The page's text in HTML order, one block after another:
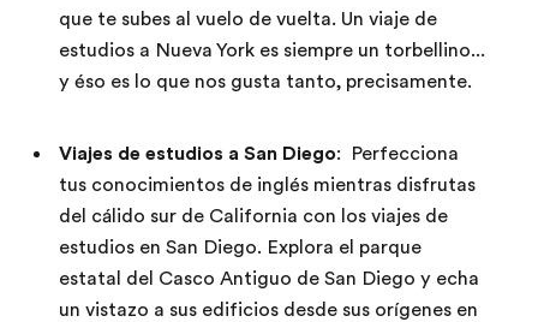
que te subes al vuelo de vuelta. Un viaje de
estudios a Nueva York es siempre un torbellino...
y éso es lo que nos gusta tanto, precisamente.
Viajes de estudios a San Diego: Perfecciona
tus conocimientos de inglés mientras disfrutas
del cálido sur de California con los viajes de
estudios en San Diego. Explora el parque
estatal del Casco Antiguo de San Diego y echa
un vistazo a sus edificios desde sus orígenes en